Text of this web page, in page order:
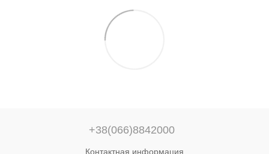
+38(066)8842000
Контактная информация